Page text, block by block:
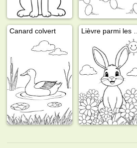
Canard colvert